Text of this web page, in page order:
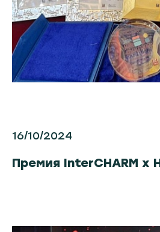
16/10/2024
Премия InterCHARM х